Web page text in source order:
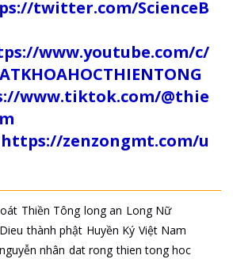
twitter.com/ScienceB
www.youtube.com/c/
www.tiktok.com/@thie
https://zenzongmt.com/u
Thiền Tông long an Long Nữ
thành phật Huyền Ký Việt Nam
nguyễn nhân dat rong thien tong hoc